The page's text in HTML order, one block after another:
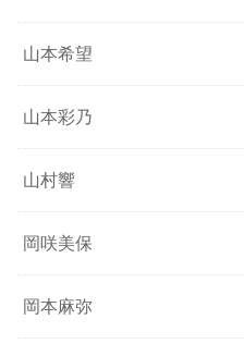
山本希望
山本彩乃
山村響
岡咲美保
岡本麻弥